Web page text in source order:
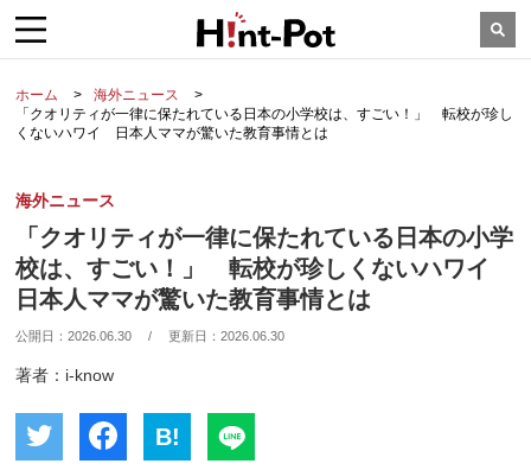
ホーム
海外ニュース
「クオリティが一律に保たれている日本の小学校は、すごい！」 転校が珍し
くないハワイ 日本人ママが驚いた教育事情とは
海外ニュース
「クオリティが一律に保たれている日本の小学
校は、すごい！」 転校が珍しくないハワイ
日本人ママが驚いた教育事情とは
公開日：2026.06.30 / 更新日：2026.06.30
著者：i-know
B!